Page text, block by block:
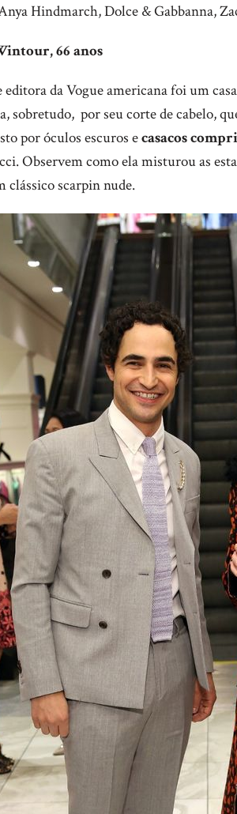
Hindmarch, Dolce & Gabbanna,
66 anos
editora da Vogue americana foi um
sobretudo, por seu corte de cabelo,
por óculos escuros ecasacos
Observem como ela misturou as
clássico scarpin nude.